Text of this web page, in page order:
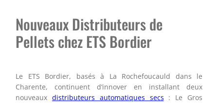
Nouveaux Distributeurs de
Pellets chez ETS Bordier
Le ETS Bordier, basés à La Rochefoucauld dans le
Charente, continuent d’innover en installant deux
nouveaux distributeurs automatiques secs : Le Gros